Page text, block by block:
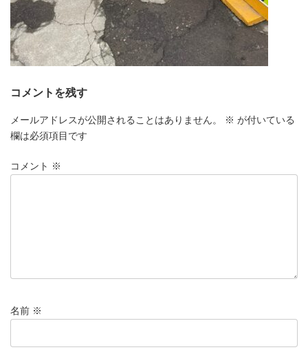
コメントを残す
メールアドレスが公開されることはありません。 ※ が付いている
欄は必須項目です
コメント ※
名前 ※